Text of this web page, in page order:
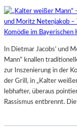
In Dietmar Jacobs’ und
Mann“ knallen
zur Inszenierung in der
der Grill, in „Kalter
lebhafter, überaus
Rassismus entbrennt.